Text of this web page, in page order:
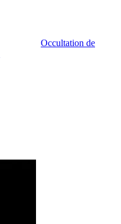
Occultation de